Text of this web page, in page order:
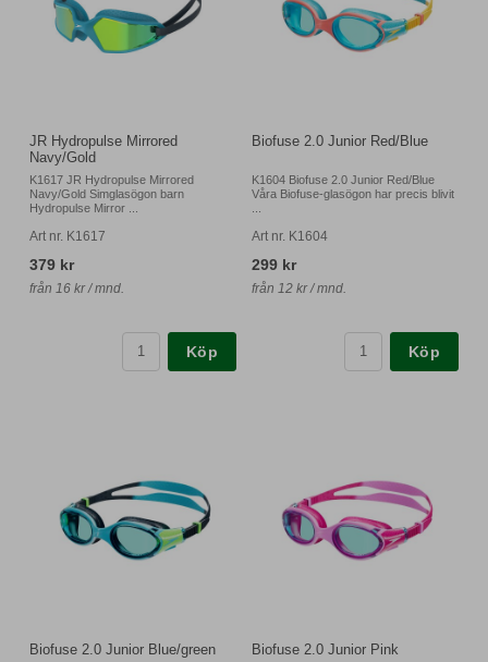
JR Hydropulse Mirrored
Navy/Gold
K1617 JR Hydropulse Mirrored
Navy/Gold Simglasögon barn
Hydropulse Mirror ...
Art nr. K1617
379 kr
från 16 kr / mnd.
Köp
Biofuse 2.0 Junior Red/Blue
K1604 Biofuse 2.0 Junior Red/Blue
Våra Biofuse-glasögon har precis blivit
Art nr. K1604
299 kr
från 12 kr / mnd.
Köp
Biofuse 2.0 Junior Blue/green Biofuse 2.0 Junior Pink